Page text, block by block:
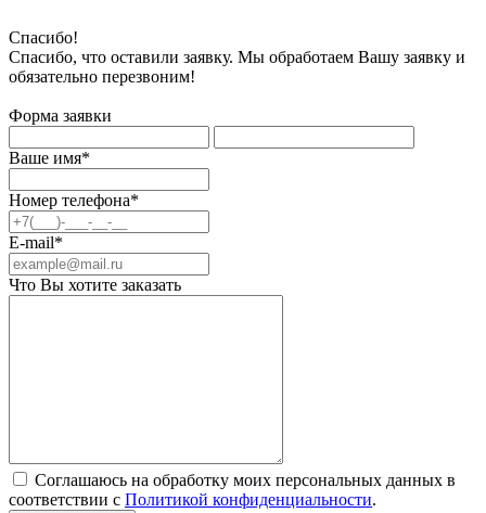
Спасибо!
Спасибо, что оставили заявку. Мы обработаем Вашу заявку и
обязательно перезвоним!
Форма заявки
Ваше имя*
Номер телефона*
E-mail*
Что Вы хотите заказать
Соглашаюсь на обработку моих персональных данных в
соответствии с Политикой конфиденциальности.